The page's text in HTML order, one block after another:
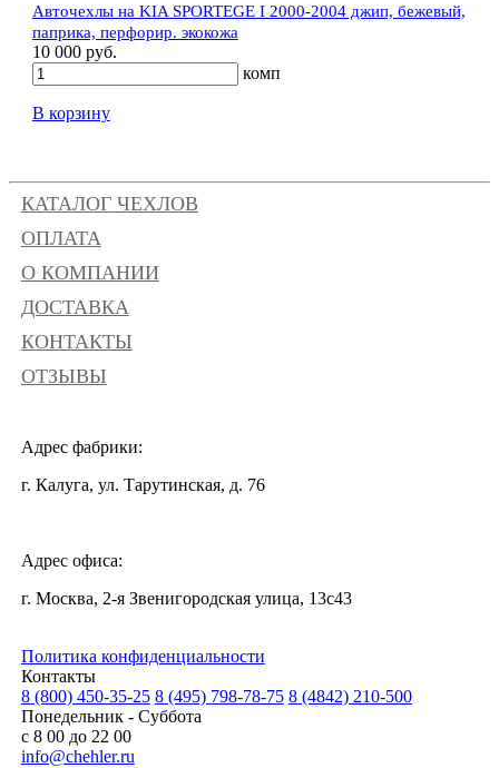
Авточехлы на KIA SPORTEGE I 2000-2004 джип, бежевый,
паприка, перфорир. экокожа
10 000 руб.
комп
В корзину
КАТАЛОГ ЧЕХЛОВ
ОПЛАТА
О КОМПАНИИ
ДОСТАВКА
КОНТАКТЫ
ОТЗЫВЫ
Адрес фабрики:
г. Калуга, ул. Тарутинская, д. 76
Адрес офиса:
г. Москва, 2-я Звенигородская улица, 13с43
Политика конфиденциальности
Контакты
8 (800) 450-35-25 8 (495) 798-78-75 8 (4842) 210-500
Понедельник - Суббота
с 8 00 до 22 00
info@chehler.ru